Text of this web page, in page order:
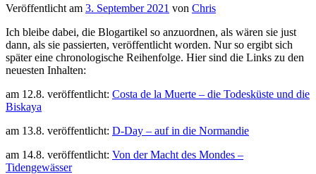
Veröffentlicht am 3. September 2021 von Chris
Ich bleibe dabei, die Blogartikel so anzuordnen, als wären sie just
dann, als sie passierten, veröffentlicht worden. Nur so ergibt sich
später eine chronologische Reihenfolge. Hier sind die Links zu den
neuesten Inhalten:
am 12.8. veröffentlicht: Costa de la Muerte – die Todesküste und die
Biskaya
am 13.8. veröffentlicht: D-Day – auf in die Normandie
am 14.8. veröffentlicht: Von der Macht des Mondes –
Tidengewässer